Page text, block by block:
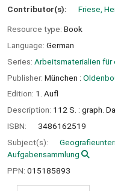
Contributor(s): Friese,
Resource type: Book
Language: German
Series: Arbeitsmaterialien
Publisher: München :
Edition: 1. Aufl
Description: 112 S. : graph.
ISBN:
3486162519
Subject(s):
Aufgabensammlung
PPN: 015185893